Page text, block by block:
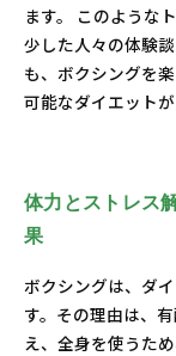
ます。 このような
少した人々の体験
も、ボクシングを
可能なダイエットが
体力とストレス
果
ボクシングは、ダ
す。その理由は、
え、全身を使うた